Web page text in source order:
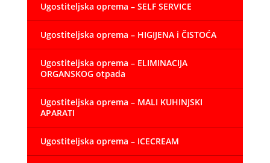
Ugostiteljska oprema – SELF SERVICE
Ugostiteljska oprema – HIGIJENA i ČISTOĆA
Ugostiteljska oprema – ELIMINACIJA
ORGANSKOG otpada
Ugostiteljska oprema – MALI KUHINJSKI
APARATI
Ugostiteljska oprema – ICECREAM